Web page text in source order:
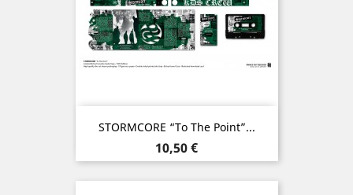
STORMCORE “To The Point”...
Prix
10,50 €